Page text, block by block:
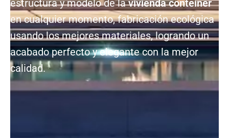
estructura y modelo de lavivienda conteiner
en cualquier momento, fabricación ecológica
usando los mejores materiales, logrando un
acabado perfecto y elegante con la mejor
calidad.